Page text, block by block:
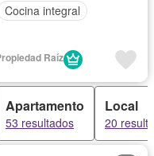
Cocina integral
Raí­z
Apartamento
53 resultados
Local
20